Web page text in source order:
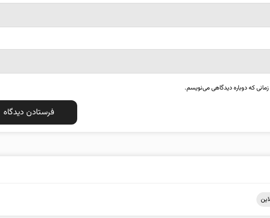
که دوباره دیدگاهی می‌نویسم.